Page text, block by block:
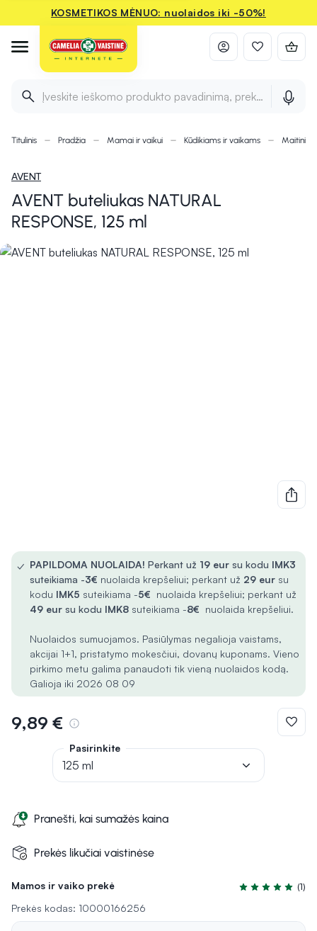
KOSMETIKOS MĖNUO: nuolaidos iki -50%!
Įveskite ieškomo produkto pavadinimą, prekės ženklą ir
Titulinis Pradžia Mamai ir vaikui Kūdikiams ir vaikams
AVENT
AVENT buteliukas NATURAL
RESPONSE, 125 ml
Mamos ir vaiko prekė
Įvertinimas 5.0
(1)
Prekės kodas: 10000166256
✓ PAPILDOMA NUOLAIDA! Perkant už 19 eur su kodu IMK3
suteikiama -3€ nuolaida krepšeliui; perkant už 29 eur su
kodu IMK5 suteikiama -5€ nuolaida krepšeliui; perkant už
49 eur su kodu IMK8 suteikiama -8€ nuolaida krepšeliui.
Nuolaidos sumuojamos. Pasiūlymas negalioja vaistams,
akcijai 1+1, pristatymo mokesčiui, dovanų kuponams. Vieno
pirkimo metu galima panaudoti tik vieną nuolaidos kodą.
Galioja iki 2026 08 09
9,89 €
Pranešti, kai sumažės kaina
Prekės likučiai vaistinėse
Pasirinkite
125 ml